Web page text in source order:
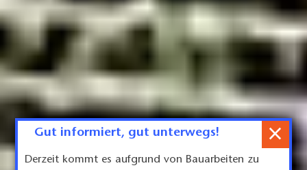
×
Gut informiert, gut unterwegs!
Derzeit kommt es aufgrund von Bauarbeiten zu